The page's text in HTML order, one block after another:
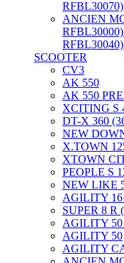
RFBL30070)
ANCIEN
SCOOTER
CV3
AK 550
AK 550
XCITING S
DT-X 360
NEW
X.TOWN
XTOWN
PEOPLE S
NEW LIKE
AGILITY
SUPER 8 R
AGILITY
AGILITY 50
AGILITY